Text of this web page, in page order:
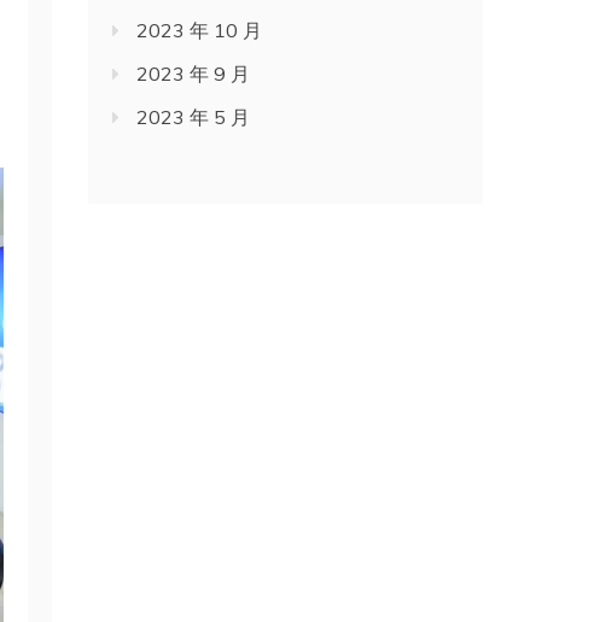
2023 年 10 月
2023 年 9 月
2023 年 5 月